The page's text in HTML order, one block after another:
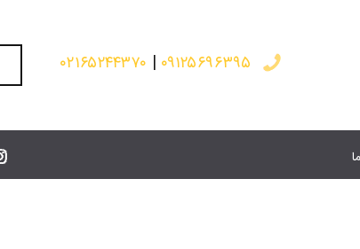
۰۹۱۲۵۶۹۶۳۹۵ | ۰۲۱۶۵۲۴۴۳۷۰